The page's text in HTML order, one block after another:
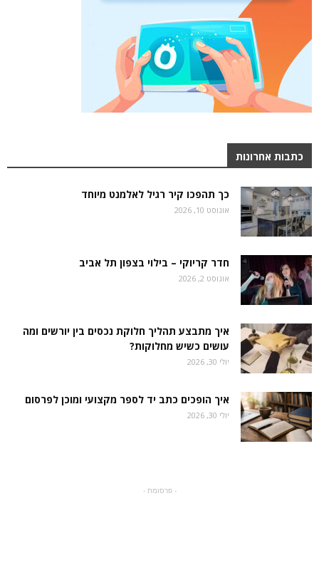
כתבות אחרונות
כך תהפכו קיר רגיל לאלמנט מיוחד
אוגוסט 10, 2026
חדר קריוקי – בילוי בצפון תל אביב
אוגוסט 2, 2026
איך מתבצע תהליך חלוקת נכסים בין יורשים ומה
עושים כשיש מחלוקות?
יולי 30, 2026
איך הופכים כתב יד לספר מקצועי ומוכן לפרסום
יולי 30, 2026
- פרסומת -